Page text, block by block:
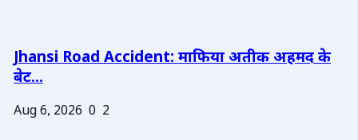
Jhansi Road Accident: माफिया अतीक अहमद के
बेट...
Aug 6, 2026 0 2